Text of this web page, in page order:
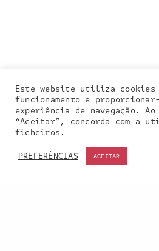
Este website utiliza cookies
funcionamento e
experiência de navegação.
“Aceitar”, concorda com a
ficheiros.
PREFERÊNCIAS
ACEITAR
Our site uses cookies. Learn
cookies:cookie policy
ACCEPT